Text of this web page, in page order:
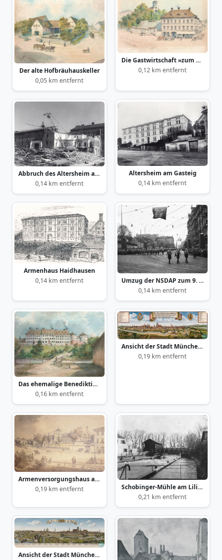
Der alte Hofbräuhauskeller
0,05 km entfernt
Die Gastwirtschaft »zum Salzburger-Hof«
0,12 km entfernt
Abbruch des Altersheim am Gasteig
0,14 km entfernt
Altersheim am Gasteig
0,14 km entfernt
Armenhaus Haidhausen
0,14 km entfernt
Umzug der NSDAP zum 9. November 1938
0,14 km entfernt
Das ehemalige Benediktinerinnen-Kloster am Lilienberg
0,16 km entfernt
Ansicht der Stadt München 1700
0,19 km entfernt
Armenversorgungshaus am Gasteig
0,19 km entfernt
Schobinger-Mühle am Lilienberg
0,21 km entfernt
Ansicht der Stadt München Nordwesten ca. 1700